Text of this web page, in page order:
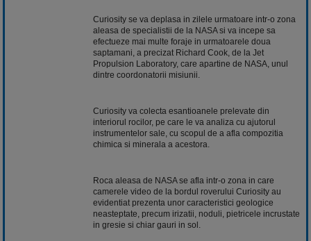
Curiosity se va deplasa in zilele urmatoare intr-o zona
aleasa de specialistii de la NASA si va incepe sa
efectueze mai multe foraje in urmatoarele doua
saptamani, a precizat Richard Cook, de la Jet
Propulsion Laboratory, care apartine de NASA, unul
dintre coordonatorii misiunii.
Curiosity va colecta esantioanele prelevate din
interiorul rocilor, pe care le va analiza cu ajutorul
instrumentelor sale, cu scopul de a afla compozitia
chimica si minerala a acestora.
Roca aleasa de NASA se afla intr-o zona in care
camerele video de la bordul roverului Curiosity au
evidentiat prezenta unor caracteristici geologice
neasteptate, precum irizatii, noduli, pietricele incrustate
in gresie si chiar gauri in sol.